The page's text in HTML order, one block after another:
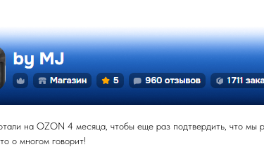
на OZON 4 месяца, чтобы еще раз подтвердить, что мы
о многом говорит!